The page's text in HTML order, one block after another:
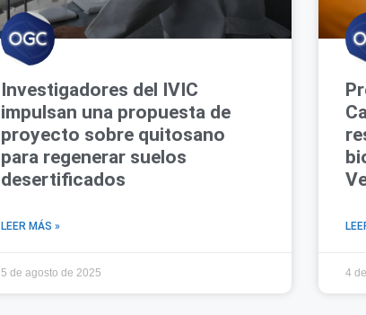
Investigadores del IVIC
impulsan una propuesta de
proyecto sobre quitosano
para regenerar suelos
desertificados
LEER MÁS »
5 de agosto de 2025 4